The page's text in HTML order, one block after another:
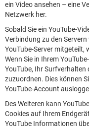
ein Video ansehen – eine
Netzwerk her.
Sobald Sie ein YouTube-
Verbindung zu den
YouTube-Server mitgeteilt,
Wenn Sie in Ihrem
YouTube, Ihr Surfverhalten
zuzuordnen. Dies können
YouTube-Account
Des Weiteren kann
Cookies auf Ihrem
YouTube Informationen